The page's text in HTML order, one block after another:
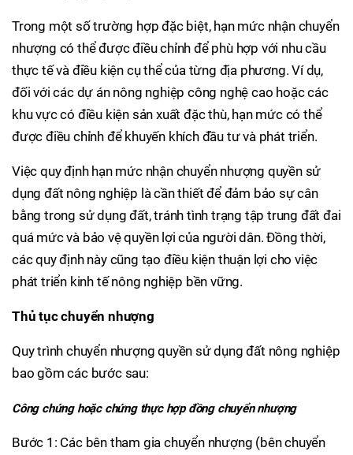
Trong một số trường hợp đặc biệt, hạn mức nhận chuyển
nhượng có thể được điều chỉnh để phù hợp với nhu cầu
thực tế và điều kiện cụ thể của từng địa phương. Ví dụ,
đối với các dự án nông nghiệp công nghệ cao hoặc các
khu vực có điều kiện sản xuất đặc thù, hạn mức có thể
được điều chỉnh để khuyến khích đầu tư và phát triển.
Việc quy định hạn mức nhận chuyển nhượng quyền sử
dụng đất nông nghiệp là cần thiết để đảm bảo sự cân
bằng trong sử dụng đất, tránh tình trạng tập trung đất đai
quá mức và bảo vệ quyền lợi của người dân. Đồng thời,
các quy định này cũng tạo điều kiện thuận lợi cho việc
phát triển kinh tế nông nghiệp bền vững.
Thủ tục chuyển nhượng
Quy trình chuyển nhượng quyền sử dụng đất nông nghiệp
bao gồm các bước sau:
Công chứng hoặc chứng thực hợp đồng chuyển nhượng
Bước 1: Các bên tham gia chuyển nhượng (bên chuyển